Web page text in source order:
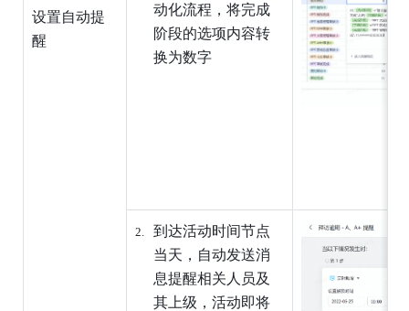
设置自动提
醒
动化流程，将完成
阶段的选项内容转
换为数字
到达活动时间节点
当天，自动发送消
息提醒相关人员及
其上级，活动即将